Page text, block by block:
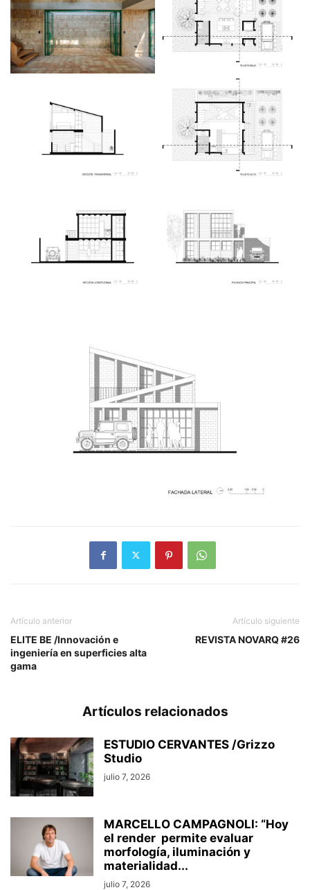
Artículo anterior
ELITE BE /Innovación e
ingeniería en superficies alta
gama
Artículo siguiente
REVISTA NOVARQ #26
Artículos relacionados
ESTUDIO CERVANTES /Grizzo
Studio
julio 7, 2026
MARCELLO CAMPAGNOLI: “Hoy
el render permite evaluar
morfología, iluminación y
materialidad...
julio 7, 2026